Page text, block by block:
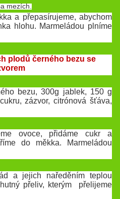
mezích.
a přepasírujeme, abychom
hlohu. Marmeládou plníme
plodů černého bezu se
bezu, 300g jablek, 150 g
zázvor, citrónová šťáva,
ovoce, přidáme cukr a
do měkka. Marmeládou
a jejich naředěním teplou
přeliv, kterým přelijeme